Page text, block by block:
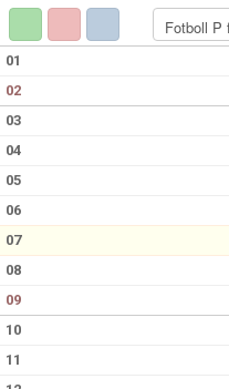
TRUPPEN
GÄSTBOK
DOKUMENT
KONTAKT
MATCHER
01
02
03
04
05
06
07
08
09
10
11